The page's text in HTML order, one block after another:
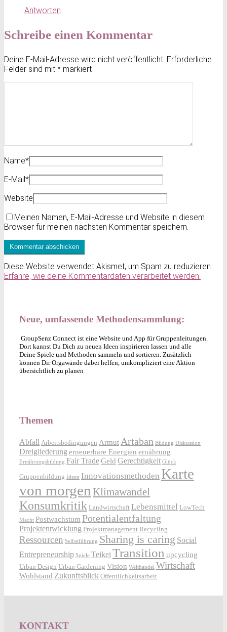
Antworten
Schreibe einen Kommentar
Deine E-Mail-Adresse wird nicht veröffentlicht. Erforderliche
Felder sind mit * markiert
Name*
E-Mail*
Website
Meinen Namen, E-Mail-Adresse und Website in diesem
Browser für meinen nächsten Kommentar speichern.
Diese Website verwendet Akismet, um Spam zu reduzieren.
Erfahre, wie deine Kommentardaten verarbeitet werden.
Neue, umfassende Methodensammlung:
GroupSenz Connect ist eine Website und App für Gruppenleitungen.
Dort kannst Du Dich zu neuen Ideen inspirieren lassen und alle
Deine Spiele und Methoden sammeln und sortieren. Zusätzlich
können Dir Orgawände dabei helfen, umkompliziert eine Aktion
übersichtlich zu planen
Themen
Abfall Arbeitsbedingungen Armut Artaban Bildung Diskussion
Dreigliederung erneuerbare Energien ernährung
Ernährungsbildung Fair TradeGeld Gerechtigkeit Glück
Gruppenbildung Ideen Innovationsmethoden Karte
von morgen Klimawandel
Konsumkritik Landwirtschaft Lebensmittel LowTech
Macht Postwachstum Potentialentfaltung
Projektentwicklung Projektmanagement Recycling
Ressourcen Selbstführung Sharing is caring Social
Entrepreneurship Spiele Teikei Transition upcycling
Urban Design Urban Gardening Vision Welthandel Wirtschaft
Wohlstand Zukunftsblick Öffentlichkeitsarbeit
KONTAKT